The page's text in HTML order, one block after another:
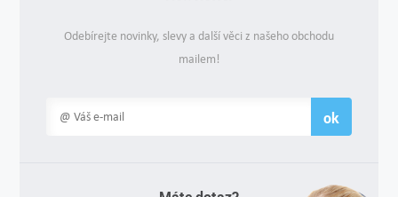
Odebírejte novinky, slevy a další věci z našeho obchodu
mailem!
ok